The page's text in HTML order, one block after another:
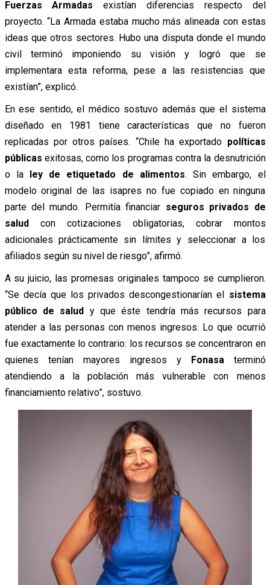
Fuerzas Armadas existían diferencias respecto del
proyecto. “La Armada estaba mucho más alineada con estas
ideas que otros sectores. Hubo una disputa donde el mundo
civil terminó imponiendo su visión y logró que se
implementara esta reforma, pese a las resistencias que
existían”, explicó.
En ese sentido, el médico sostuvo además que el sistema
diseñado en 1981 tiene características que no fueron
replicadas por otros países. “Chile ha exportado políticas
públicas exitosas, como los programas contra la desnutrición
o la
ley de etiquetado de alimentos. Sin embargo, el
modelo original de las isapres no fue copiado en ninguna
parte del mundo. Permitía financiar seguros privados de
salud con cotizaciones obligatorias, cobrar montos
adicionales prácticamente sin límites y seleccionar a los
afiliados según su nivel de riesgo”, afirmó.
A su juicio, las promesas originales tampoco se cumplieron.
“Se decía que los privados descongestionarían el sistema
público de salud
y que éste tendría más recursos para
atender a las personas con menos ingresos. Lo que ocurrió
fue exactamente lo contrario: los recursos se concentraron en
quienes tenían mayores ingresos y
Fonasaterminó
atendiendo a la población más vulnerable con menos
financiamiento relativo”, sostuvo.